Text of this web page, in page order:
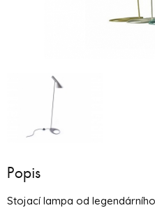
Popis
Stojací lampa od